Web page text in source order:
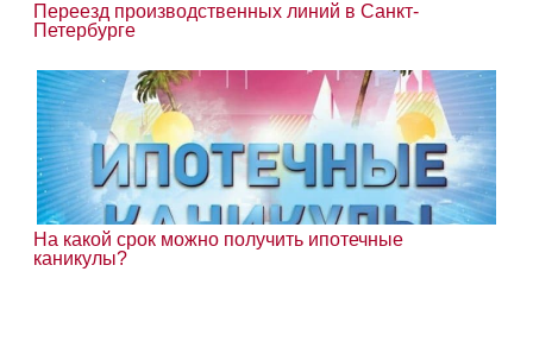
Переезд производственных линий в Санкт-
Петербурге
На какой срок можно получить ипотечные
каникулы?